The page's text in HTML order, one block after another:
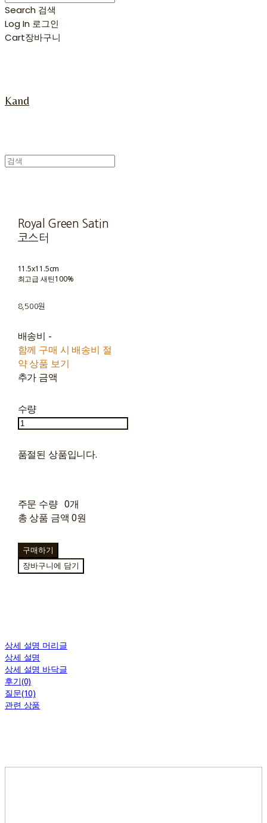
Search 검색
Log In 로그인
Cart장바구니
Kand
Royal Green Satin
코스터
11.5x11.5cm
최고급 새틴100%
8,500원
배송비 -
함께 구매 시 배송비 절
약 상품 보기
추가 금액
수량
품절된 상품입니다.
주문 수량 0개
총 상품 금액 0원
구매하기
장바구니에 담기
상세 설명 머리글
상세 설명
상세 설명 바닥글
후기(0)
질문(10)
관련 상품